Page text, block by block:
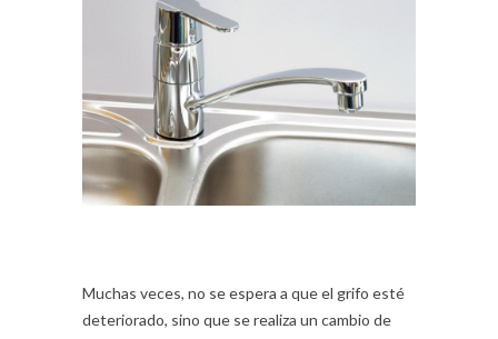
Muchas veces, no se espera a que el grifo esté
deteriorado, sino que se realiza un cambio de